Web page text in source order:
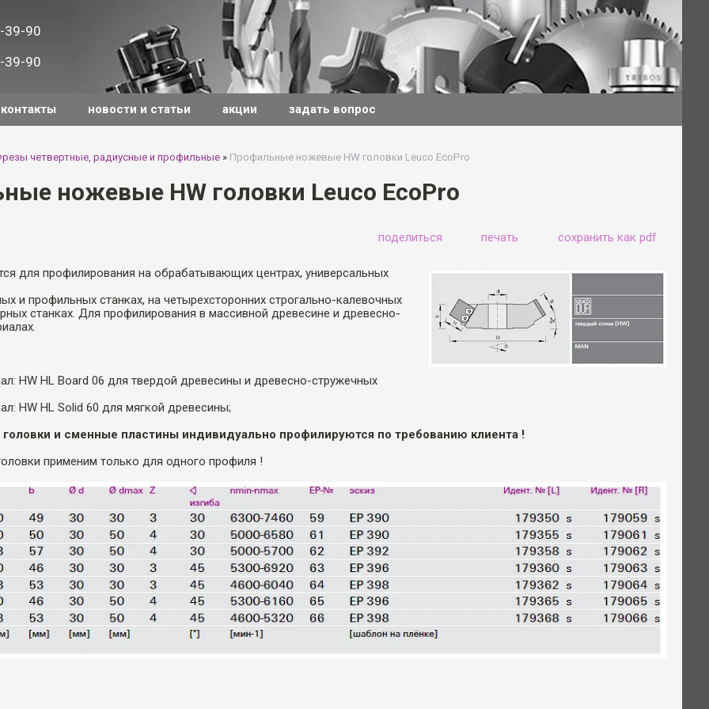
39-90
39-90
контакты новости и статьи акции задать вопрос
четвертные, радиусные и профильные » Профильные ножевые HW головки Leuco EcoPro
ножевые HW головки Leuco EcoPro
поделиться печать сохранить как pdf
для профилирования на обрабатывающих центрах, универсальных
и профильных станках, на четырехсторонних строгально-калевочных
станках. Для профилирования в массивной древесине и древесно-
HW HL Board 06 для твердой древесины и древесно-стружечных
HW HL Solid 60 для мягкой древесины;
и сменные пластины индивидуально профилируются по требованию клиента !
применим только для одного профиля !